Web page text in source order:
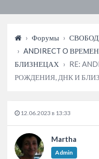
› Форумы ›
› ANDIRECT O
БЛИЗНЕЦАХ › RE:
РОЖДЕНИЯ, ДНК И
12.06.2023 в 13:33
Martha
Admin